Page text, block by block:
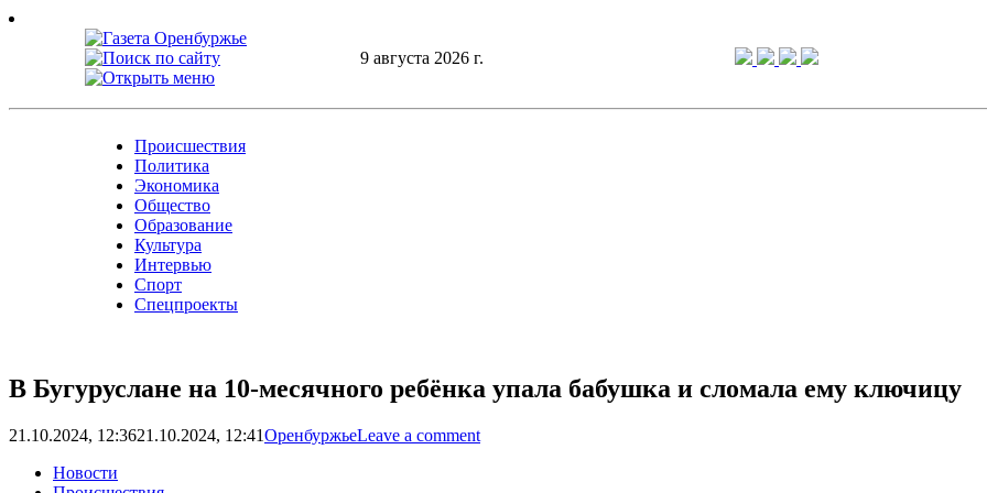
Skip
9 августа 2026 г.
Происшествия
Политика
Экономика
Общество
Образование
Культура
Интервью
Спорт
Спецпроекты
В Бугуруслане на 10-месячного ребёнка упала бабушка и сломала ему ключицу
21.10.2024, 12:3621.10.2024, 12:41ОренбуржьеLeave a comment
Новости